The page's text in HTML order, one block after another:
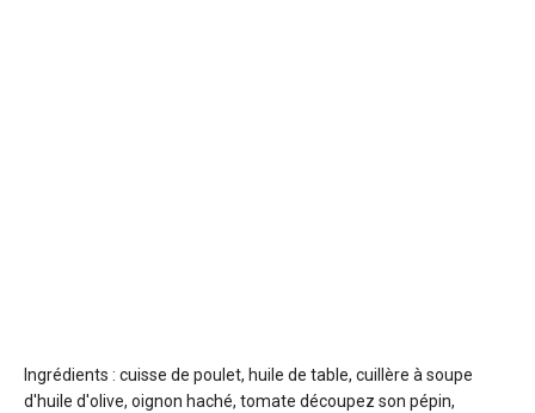
Ingrédients : cuisse de poulet, huile de table, cuillère à soupe
d'huile d'olive, oignon haché, tomate découpez son pépin,